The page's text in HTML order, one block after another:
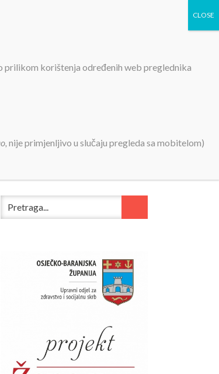
prilikom korištenja određenih web preglednika
nije primjenljivo u slučaju pregleda sa mobitelom)